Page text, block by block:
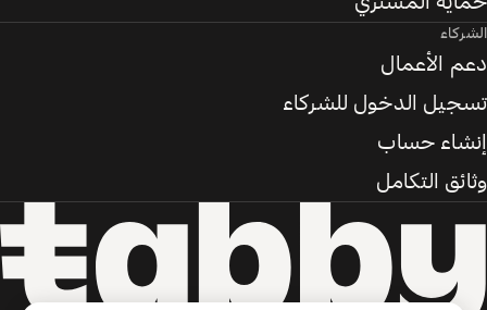
الشركاء
دعم الأعمال
تسجيل الدخول للشركاء
إنشاء حساب
وثائق التكامل